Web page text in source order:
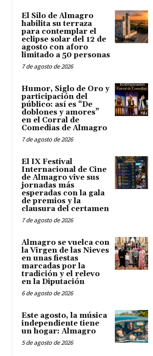
El Silo de Almagro
habilita su terraza
para contemplar el
eclipse solar del 12 de
agosto con aforo
limitado a 50 personas
7 de agosto de 2026
Humor, Siglo de Oro y
participación del
público: así es “De
doblones y amores”
en el Corral de
Comedias de Almagro
7 de agosto de 2026
El IX Festival
Internacional de Cine
de Almagro vive sus
jornadas más
esperadas con la gala
de premios y la
clausura del certamen
7 de agosto de 2026
Almagro se vuelca con
la Virgen de las Nieves
en unas fiestas
marcadas por la
tradición y el relevo
en la Diputación
6 de agosto de 2026
Este agosto, la música
independiente tiene
un hogar: Almagro
5 de agosto de 2026